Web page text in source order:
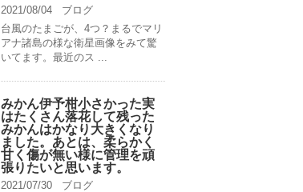
2021/08/04
ブログ
台風のたまごが、4つ？まるでマリ
アナ諸島の様な衛星画像をみて驚
いてます。最近のス ...
みかん伊予柑小さかった実
はたくさん落花して残った
みかんはかなり大きくなり
ました。あとは、柔らかく
甘く傷が無い様に管理を頑
張りたいと思います。
2021/07/30
ブログ